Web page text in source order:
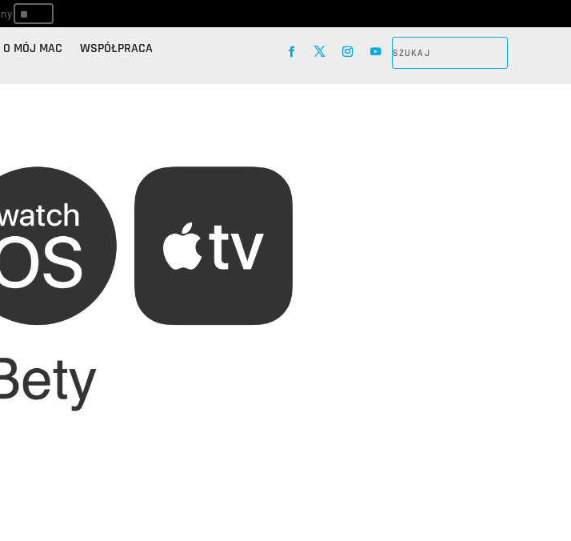
^
O MÓJ MAC WSPÓŁPRACA